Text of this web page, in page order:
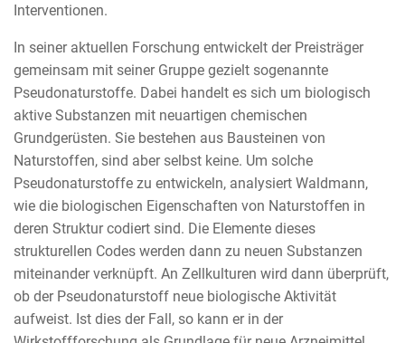
Interventionen.
In seiner aktuellen Forschung entwickelt der Preisträger
gemeinsam mit seiner Gruppe gezielt sogenannte
Pseudonaturstoffe. Dabei handelt es sich um biologisch
aktive Substanzen mit neuartigen chemischen
Grundgerüsten. Sie bestehen aus Bausteinen von
Naturstoffen, sind aber selbst keine. Um solche
Pseudonaturstoffe zu entwickeln, analysiert Waldmann,
wie die biologischen Eigenschaften von Naturstoffen in
deren Struktur codiert sind. Die Elemente dieses
strukturellen Codes werden dann zu neuen Substanzen
miteinander verknüpft. An Zellkulturen wird dann überprüft,
ob der Pseudonaturstoff neue biologische Aktivität
aufweist. Ist dies der Fall, so kann er in der